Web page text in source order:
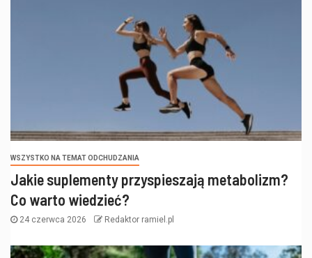
WSZYSTKO NA TEMAT ODCHUDZANIA
Jakie suplementy przyspieszają metabolizm?
Co warto wiedzieć?
24 czerwca 2026 Redaktor ramiel.pl